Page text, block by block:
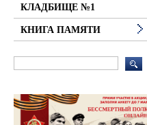
КЛАДБИЩЕ №1
КНИГА ПАМЯТИ